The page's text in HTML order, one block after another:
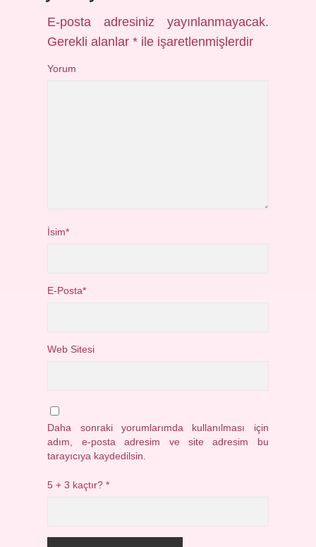
E-posta adresiniz yayınlanmayacak.
Gerekli alanlar* ile işaretlenmişlerdir
Yorum
İsim*
E-Posta*
Web Sitesi
Daha sonraki yorumlarımda kullanılması için
adım, e-posta adresim ve site adresim bu
tarayıcıya kaydedilsin.
5 + 3 kaçtır?*